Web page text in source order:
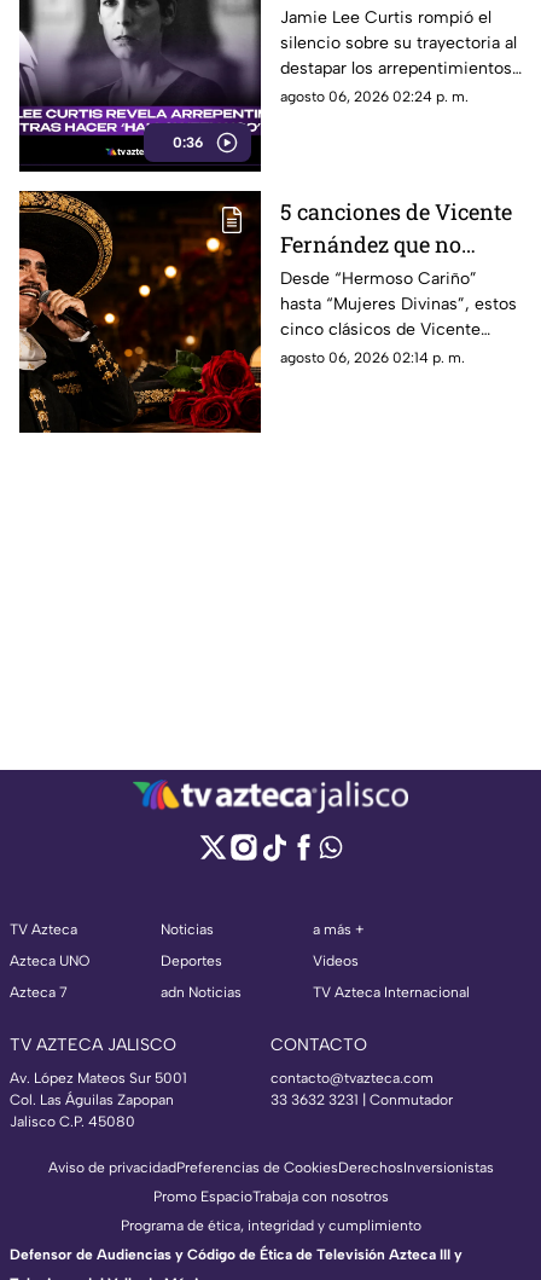
0:36
confiesa su mayor
arrepentimiento en
'Halloween H2O'
Jamie Lee Curtis rompió el
silencio sobre su trayectoria al
destapar los arrepentimientos
que conserva tras el arrollador
agosto 06, 2026 02:24 p. m.
5 canciones de Vicente
Fernández que no
pueden faltar en una
serenata
Desde “Hermoso Cariño”
hasta “Mujeres Divinas”, estos
cinco clásicos de Vicente
Fernández son una apuesta
agosto 06, 2026 02:14 p. m.
TV Azteca
Azteca UNO
Azteca 7
Noticias
Deportes
adn Noticias
a más +
Videos
TV Azteca Internacional
TV AZTECA JALISCO
Av. López Mateos Sur 5001
Col. Las Águilas Zapopan
Jalisco C.P. 45080
CONTACTO
contacto@tvazteca.com
33 3632 3231 | Conmutador
Aviso de privacidadPreferencias de CookiesDerechosInversionistas
Promo EspacioTrabaja con nosotros
Programa de ética, integridad y cumplimiento
Defensor de Audiencias y Código de Ética de Televisión Azteca III y